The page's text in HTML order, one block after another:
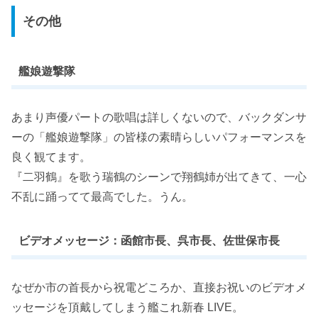
その他
艦娘遊撃隊
あまり声優パートの歌唱は詳しくないので、バックダンサ
ーの「艦娘遊撃隊」の皆様の素晴らしいパフォーマンスを
良く観てます。
『二羽鶴』を歌う瑞鶴のシーンで翔鶴姉が出てきて、一心
不乱に踊ってて最高でした。うん。
ビデオメッセージ：函館市長、呉市長、佐世保市長
なぜか市の首長から祝電どころか、直接お祝いのビデオメ
ッセージを頂戴してしまう艦これ新春 LIVE。